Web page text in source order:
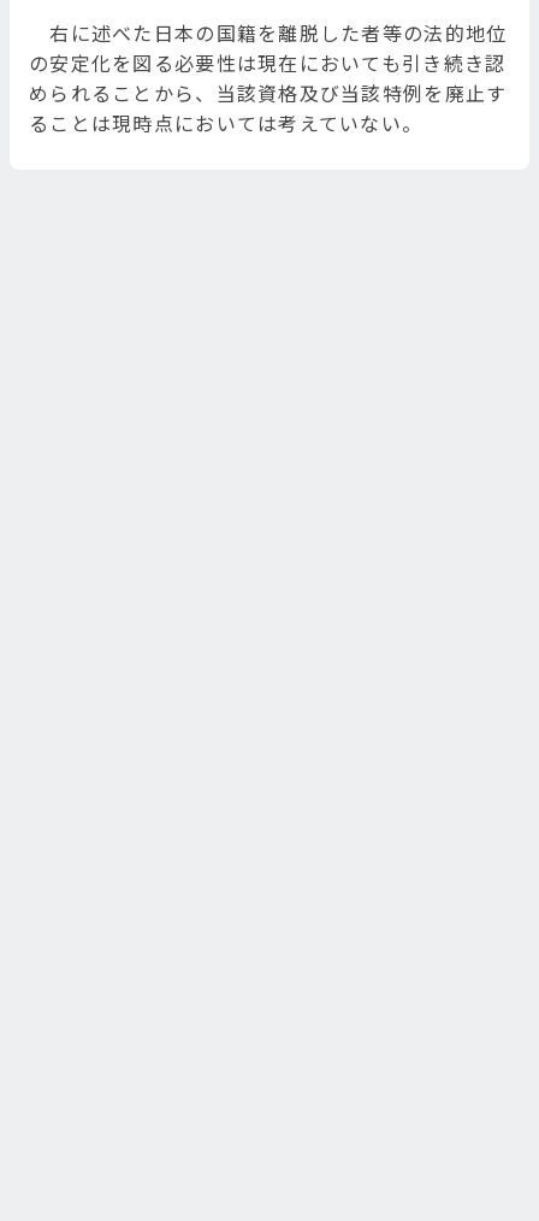
右に述べた日本の国籍を離脱した者等の法的地位
の安定化を図る必要性は現在においても引き続き認
められることから、当該資格及び当該特例を廃止す
ることは現時点においては考えていない。